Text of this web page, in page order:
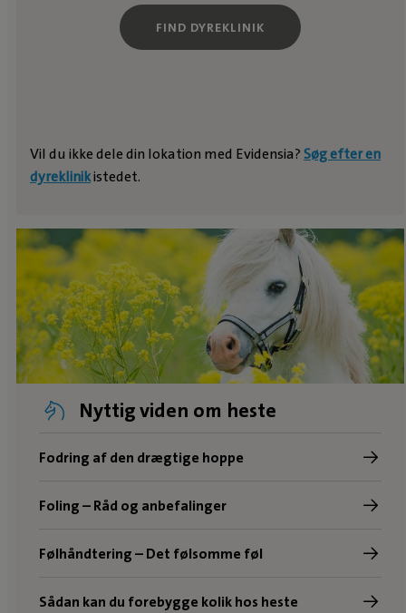
FIND DYREKLINIK
Vil du ikke dele din lokation med Evidensia?Søg efter en
dyreklinikistedet.
Nyttig viden om heste
Fodring af den drægtige hoppe
Foling – Råd og anbefalinger
Følhåndtering – Det følsomme føl
Sådan kan du forebygge kolik hos heste